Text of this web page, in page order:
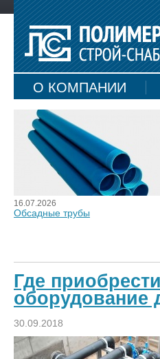
О КОМПАНИИ
КАРТА САЙТА
16.07.2026
Обсадные трубы
Где
оборудование
30.09.2018